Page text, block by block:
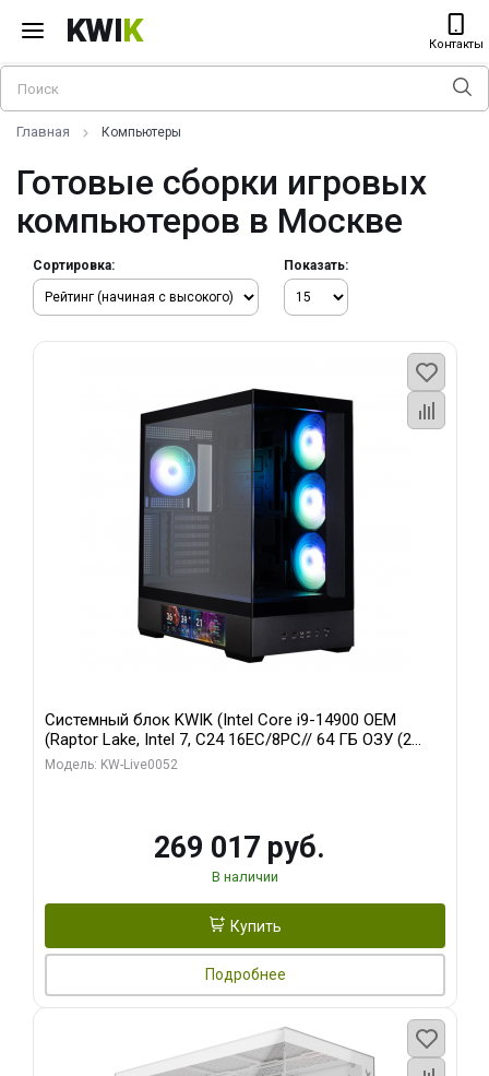
KWIK Контакты
Главная Компьютеры
Готовые сборки игровых
компьютеров в Москве
Сортировка: Показать:
Системный блок KWIK (Intel Core i9-14900 OEM
(Raptor Lake, Intel 7, C24 16EC/8PC// 64 ГБ ОЗУ (2
модуля)/ Palit RTX5080 GAMINGPRO OC 16GB GDDR7
Модель: KW-Live0052
269 017 руб.
В наличии
Купить
Подробнее